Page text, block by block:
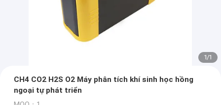
1/1
CH4 CO2 H2S O2 Máy phân tích khí sinh học hồng
ngoại tự phát triển